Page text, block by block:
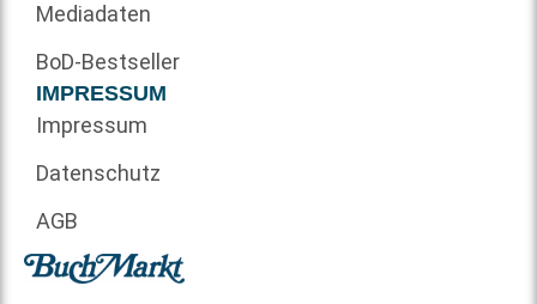
Mediadaten
BoD-Bestseller
IMPRESSUM
Impressum
Datenschutz
AGB